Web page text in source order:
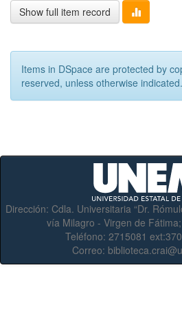
Show full item record
Items in DSpace are protected by
reserved, unless otherwise indicated.
Dirección: Cdla. Universitaria “Dr.
vía Milagro - Virgen de
Teléfono: 2715081
Correo: